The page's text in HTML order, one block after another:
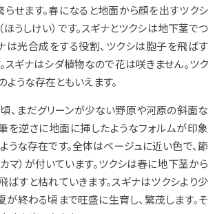
せます。春になると地面から顔を出すツクシ
ほうしけい）です。スギナとツクシは地下茎でつ
は光合成をする役割、ツクシは胞子を飛ばす
スギナはシダ植物なので花は咲きません。ツク
ような存在ともいえます。
、まだグリーンが少ない野原や河原の斜面な
を逆さに地面に挿したようなフォルムが印象
うな存在です。全体はベージュに近い色で、節
マ）が付いています。ツクシは春に地下茎から
ばすと枯れていきます。スギナはツクシより少
が終わる頃まで旺盛に生育し、繁茂します。そ